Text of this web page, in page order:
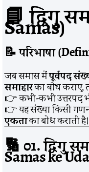
📘द्विगु
Samas)
📝परिभाषा
जब समास मेंपूर्वपद
समाहारका बोध कराए,
👉 कभी-कभी उत्तरपद
👉 यह संख्या किसी
एकताका बोध कराती है।
🔢 01. द्विगु
Samas ke